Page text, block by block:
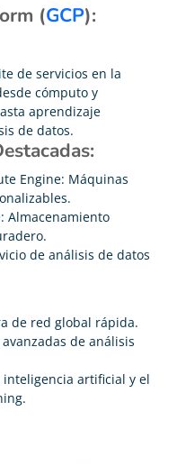
(GCP):
de servicios en la
cómputo y
aprendizaje
de datos.
Engine: Máquinas
Almacenamiento
de análisis de datos
de red global rápida.
de análisis
inteligencia artificial y el